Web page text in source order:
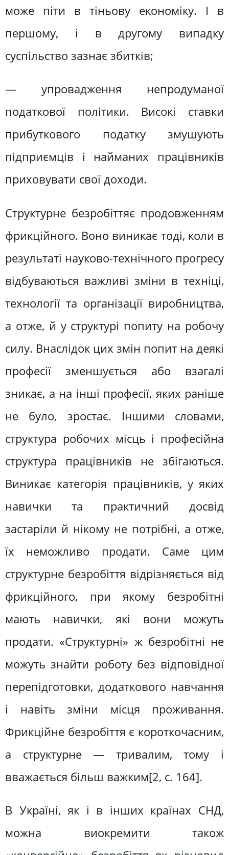
може піти в тіньову економіку. І в
першому, і в другому випадку
суспільство зазнає збитків;
— упровадження непродуманої
податкової політики. Високі ставки
прибуткового податку змушують
підприємців і найманих працівників
приховувати свої доходи.
Структурне безробіттяє продовженням
фрикційного. Воно виникає тоді, коли в
результаті науково-технічного прогресу
відбуваються важливі зміни в техніці,
технології та організації виробництва,
а отже, й у структурі попиту на робочу
силу. Внаслідок цих змін попит на деякі
професії зменшується або взагалі
зникає, а на інші професії, яких раніше
не було, зростає. Іншими словами,
структура робочих місць і професійна
структура працівників не збігаються.
Виникає категорія працівників, у яких
навички та практичний досвід
застаріли й нікому не потрібні, а отже,
їх неможливо продати. Саме цим
структурне безробіття відрізняється від
фрикційного, при якому безробітні
мають навички, які вони можуть
продати. «Структурні» ж безробітні не
можуть знайти роботу без відповідної
перепідготовки, додаткового навчання
і навіть зміни місця проживання.
Фрикційне безробіття є короткочасним,
а структурне — тривалим, тому і
вважається більш важким[2, с. 164].
В Україні, як і в інших країнах СНД,
можна виокремити також